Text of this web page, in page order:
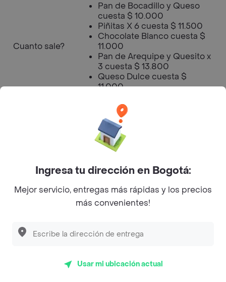
Cuanto sale?
Pan de Bocadillo y Queso
cuesta $ 10.000
Piñitas X 6 cuesta $ 11.500
Chocolate Blanco cuesta $
11.000
Pan de Arequipe y Quesito x
3 cuesta $ 13.800
Queso Dulce cuesta $
11.000
35 min
Promoción
Vigente
Aprovecha el envío gratis en tu
seleccionadas. Aplican T&C
Apertura
08:00:00
Ingresa tu dirección en Bogotá:
Mejor servicio, entregas más rápidas y los precios
más convenientes!
Usar mi ubicación actual